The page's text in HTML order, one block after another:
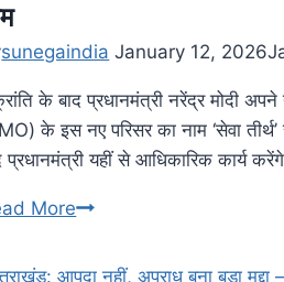
sunegaindia January 12, 2026
के बाद प्रधानमंत्री नरेंद्र मोदी
के इस नए परिसर का नाम ‘सेवा
प्रधानमंत्री यहीं से आधिकारिक कार्य
More